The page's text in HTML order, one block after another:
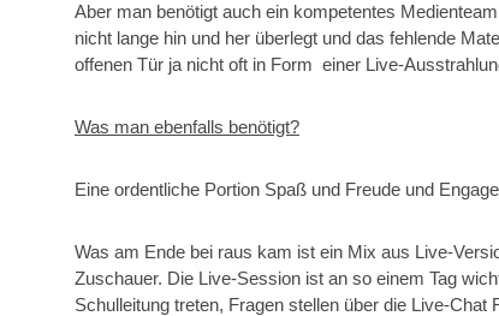
Aber man benötigt auch ein kompetentes
nicht lange hin und her überlegt und das fehlende
offenen Tür ja nicht oft in Form einer Live-
Was man ebenfalls benötigt?
Eine ordentliche Portion Spaß und Freude und
Was am Ende bei raus kam ist ein Mix aus Live-
Zuschauer. Die Live-Session ist an so einem Tag
Schulleitung treten, Fragen stellen über die Live-